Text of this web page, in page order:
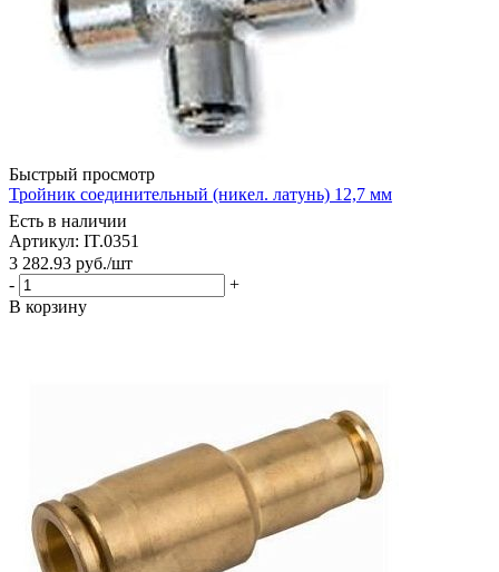
Быстрый просмотр
Тройник соединительный (никел. латунь) 12,7 мм
Есть в наличии
Артикул: IT.0351
3 282.93 руб./шт
-
+
В корзину